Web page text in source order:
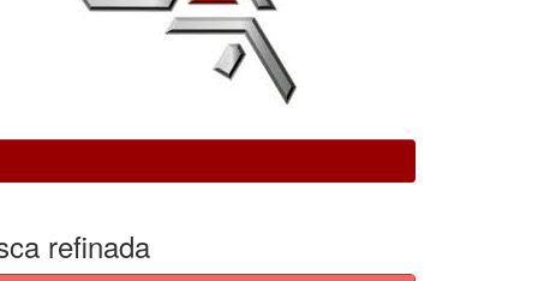
refinada